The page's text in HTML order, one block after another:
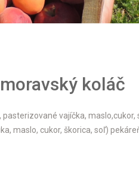
koláč
vajíčka,
maslo, cukor, škorica, soľ)